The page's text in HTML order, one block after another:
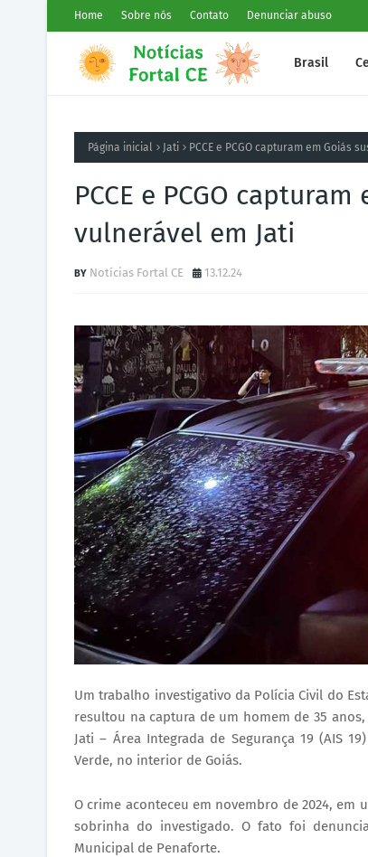
Home Sobre nós Contato Denunciar abuso
Brasil
Página inicial Jati PCCE e PCGO capturam em Goiás
PCCE e PCGO
vulnerável em Jati
Notícias Fortal CE 13.12.24
Um trabalho investigativo da Polícia Civil do
resultou na captura de um homem de 35
Jati – Área Integrada de Segurança 19 (AIS
Verde, no interior de Goiás.
O crime aconteceu em novembro de 2024,
sobrinha do investigado. O fato foi
Municipal de Penaforte.